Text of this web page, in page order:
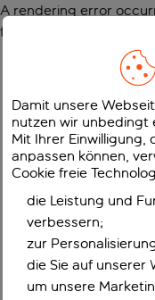
A rendering error
function
Damit unsere
nutzen wir unbedingt
Mit Ihrer Einwilligung,
anpassen können,
Cookie freie
die Leistung und
verbessern;
zur
die Sie auf unserer
um unsere